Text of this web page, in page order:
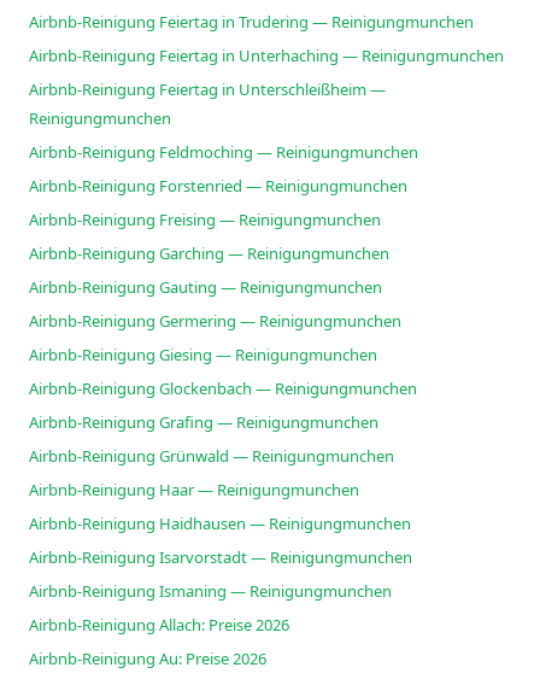
Airbnb-Reinigung Feiertag in Trudering — Reinigungmunchen
Airbnb-Reinigung Feiertag in Unterhaching — Reinigungmunchen
Airbnb-Reinigung Feiertag in Unterschleißheim —
Reinigungmunchen
Airbnb-Reinigung Feldmoching — Reinigungmunchen
Airbnb-Reinigung Forstenried — Reinigungmunchen
Airbnb-Reinigung Freising — Reinigungmunchen
Airbnb-Reinigung Garching — Reinigungmunchen
Airbnb-Reinigung Gauting — Reinigungmunchen
Airbnb-Reinigung Germering — Reinigungmunchen
Airbnb-Reinigung Giesing — Reinigungmunchen
Airbnb-Reinigung Glockenbach — Reinigungmunchen
Airbnb-Reinigung Grafing — Reinigungmunchen
Airbnb-Reinigung Grünwald — Reinigungmunchen
Airbnb-Reinigung Haar — Reinigungmunchen
Airbnb-Reinigung Haidhausen — Reinigungmunchen
Airbnb-Reinigung Isarvorstadt — Reinigungmunchen
Airbnb-Reinigung Ismaning — Reinigungmunchen
Airbnb-Reinigung Allach: Preise 2026
Airbnb-Reinigung Au: Preise 2026